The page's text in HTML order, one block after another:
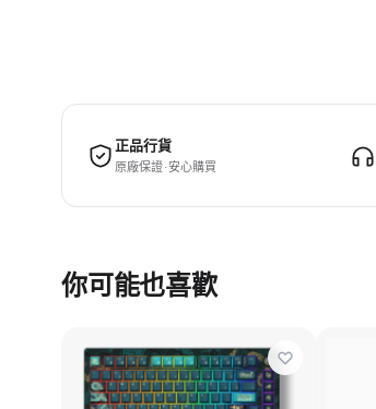
正品行貨
原廠保證 · 安心購買
你可能也喜歡